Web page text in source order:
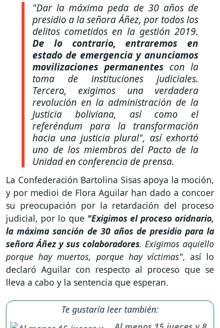
"Dar la máxima peda de 30 años de
presidio a la señora Áñez, por todos los
delitos cometidos en la gestión 2019.
De lo contrario, entraremos en
estado de emergencia y anunciamos
movilizaciones permanentes con la
toma de instituciones judiciales.
Tercero, exigimos una verdadera
revolución en la administración de la
Justicia boliviana, así como el
referéndum para la transformación
hacia una justicia plural", así exhortó
uno de los miembros del Pacto de la
Unidad en conferencia de prensa.
La Confederación Bartolina Sisas apoya la moción,
y por medioi de Flora Aguilar han dado a concoer
su preocupación por la retardación del proceso
judicial, por lo que "Exigimos el proceso oridnario,
la máxima sanción de 30 años de presidio para la
señora Áñez y sus colaboradores. Exigimos aquiello
porque hay muertos, porque hay víctimas", así lo
declaró Aguilar con respecto al proceso que se
lleva a cabo y la sentencia que esperan.
Te gustaría leer también: